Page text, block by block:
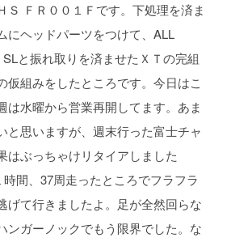
Ｓ ＦＲ００１Ｆです。下処理を済ま
にヘッドパーツをつけて、ALL
と振れ取りを済ませたＸＴの完組
仮組みをしたところです。今日はこ
は水曜から営業再開してます。あま
と思いますが、週末行った富士チャ
はぶっちゃけリタイアしました
間、37周走ったところでフラフラ
げて行きましたよ。足が全然回らな
ンガーノックでもう限界でした。な